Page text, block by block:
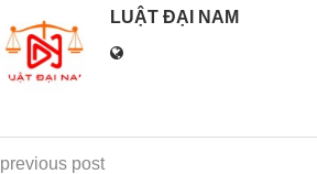
LUẬT ĐẠI NAM
previous post